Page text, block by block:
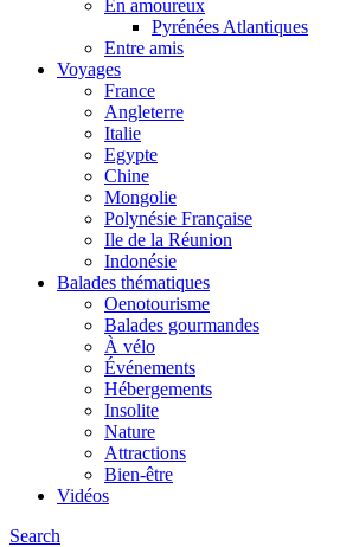
En amoureux
Pyrénées Atlantiques
Entre amis
Voyages
France
Angleterre
Italie
Egypte
Chine
Mongolie
Polynésie Française
Ile de la Réunion
Indonésie
Balades thématiques
Oenotourisme
Balades gourmandes
À vélo
Événements
Hébergements
Insolite
Nature
Attractions
Bien-être
Vidéos
Search